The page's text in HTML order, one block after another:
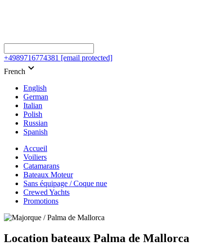
+4989716774381 [email protected]
French keyboard_arrow_down
English
German
Italian
Polish
Russian
Spanish
Accueil
Voiliers
Catamarans
Bateaux Moteur
Sans équipage / Coque nue
Crewed Yachts
Promotions
Location bateaux Palma de Mallorca